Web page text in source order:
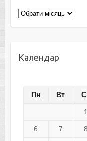
Архіви
Календар
Пн Вт
1
6 7 8